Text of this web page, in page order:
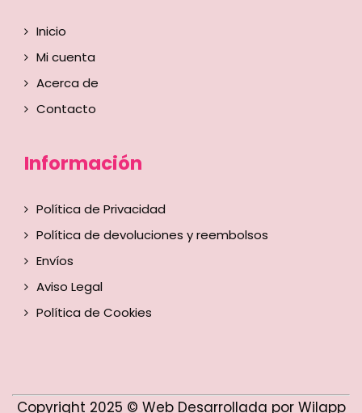
Inicio
Mi cuenta
Acerca de
Contacto
Información
Política de Privacidad
Política de devoluciones y reembolsos
Envíos
Aviso Legal
Política de Cookies
Copyright 2025 © Web Desarrollada por Wilapp